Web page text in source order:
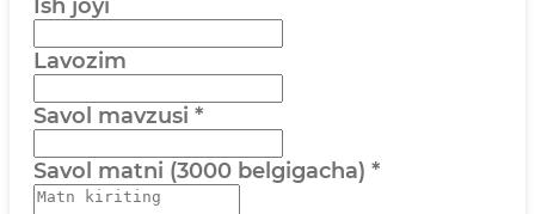
Ish joyi
Lavozim
Savol mavzusi *
Savol matni (3000 belgigacha) *